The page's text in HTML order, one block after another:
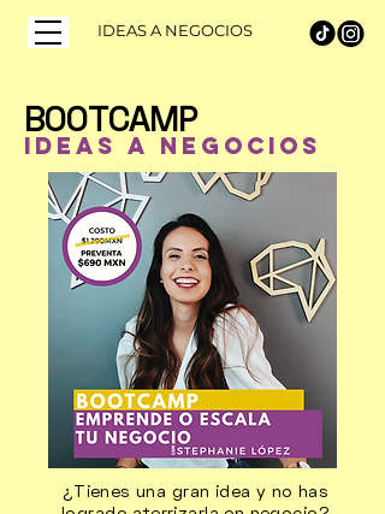
IDEAS A NEGOCIOS
Ideas a Negocios
BOOTCAMP
¿Tienes una gran idea y no has